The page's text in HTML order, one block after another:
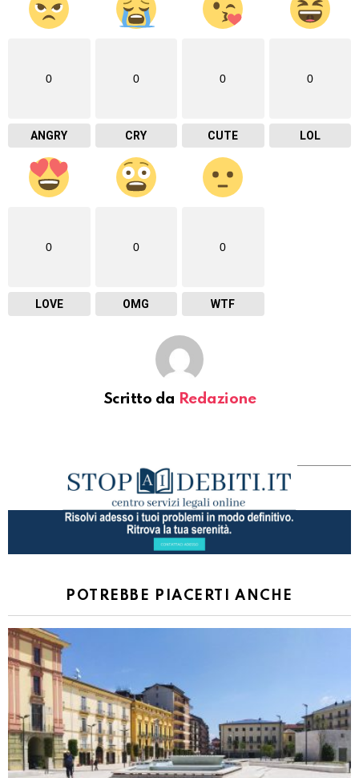
0
ANGRY
0
CRY
0
CUTE
0
LOL
0
LOVE
0
OMG
0
WTF
Scritto da Redazione
POTREBBE PIACERTI ANCHE